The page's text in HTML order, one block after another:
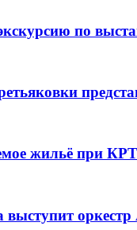
по
жильё при
оркестр